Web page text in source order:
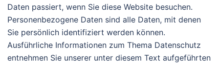
Daten passiert, wenn Sie diese Website besuchen.
Personenbezogene Daten sind alle Daten, mit denen
Sie persönlich identifiziert werden können.
Ausführliche Informationen zum Thema Datenschutz
entnehmen Sie unserer unter diesem Text aufgeführten